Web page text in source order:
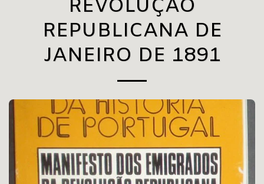
REVOLUÇÃO
REPUBLICANA DE
JANEIRO DE 1891